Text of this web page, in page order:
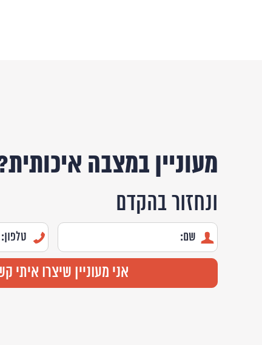
מעוניין במצבה
ונחזור בהקדם